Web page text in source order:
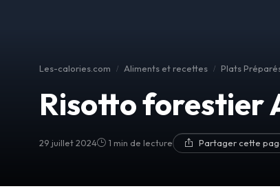
Les-calories.com Aliments et recettes Plats
Risotto forestier
29 juillet 2024 1 min de lecture Partager cette